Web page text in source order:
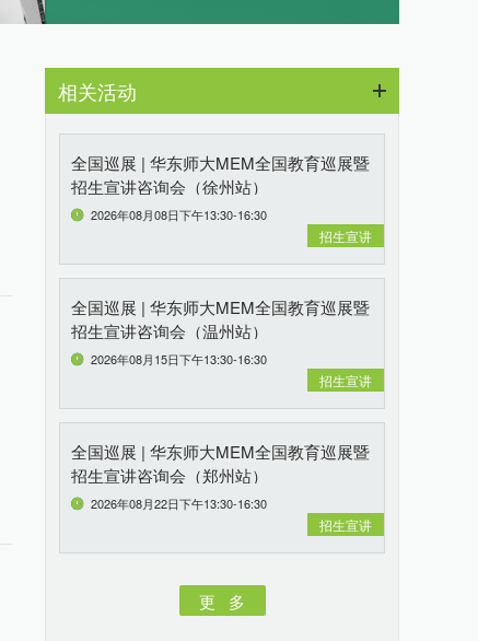
相关活动
全国巡展 | 华东师大MEM全国教育巡展暨
招生宣讲咨询会（徐州站）
2026年08月08日下午13:30-16:30
招生宣讲
全国巡展 | 华东师大MEM全国教育巡展暨
招生宣讲咨询会（温州站）
2026年08月15日下午13:30-16:30
招生宣讲
全国巡展 | 华东师大MEM全国教育巡展暨
招生宣讲咨询会（郑州站）
2026年08月22日下午13:30-16:30
招生宣讲
更 多